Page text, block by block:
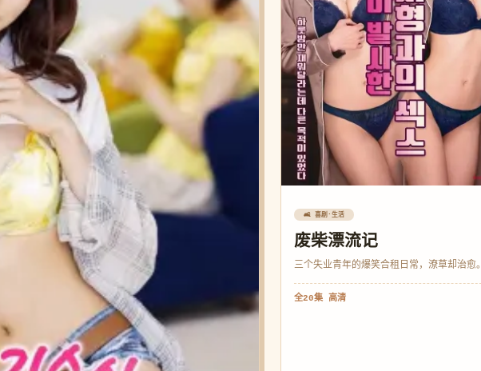
🛋️ 喜剧·生活
废柴漂流记
三个失业青年的爆笑合租日常，潦草却治愈。
全20集 高清